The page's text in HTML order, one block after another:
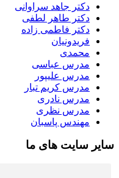
دکتر جاهد سراوانی
دکتر طاهر لطفی
دکتر فاطمی زاده
فریدونیان
محمدی
مدرس عباسی
مدرس علیپور
مدرس کریم تبار
مدرس نادری
مدرس نظری
مهندس پاسبان
سایر سایت های ما